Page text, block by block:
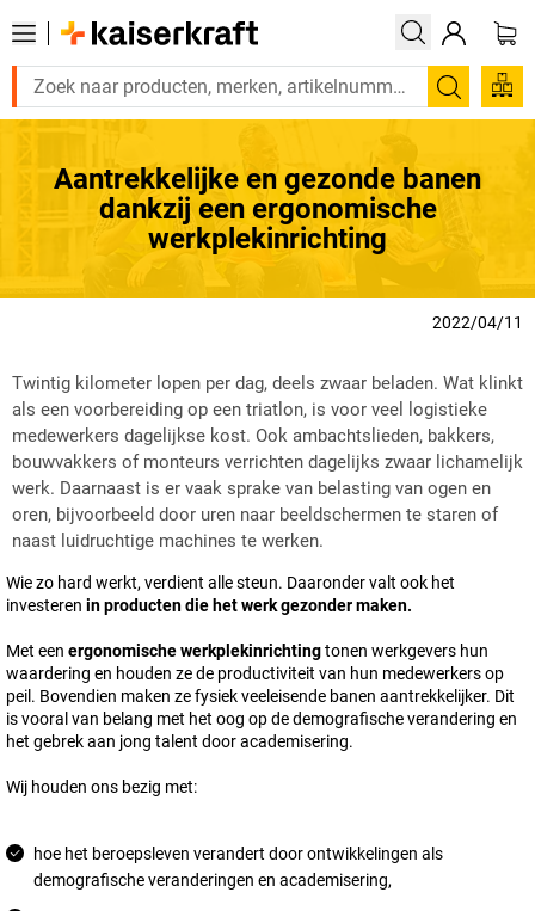
Zoeken
Aantrekkelijke en gezonde banen
dankzij een ergonomische
werkplekinrichting
2022/04/11
Twintig kilometer lopen per dag, deels zwaar beladen. Wat klinkt
als een voorbereiding op een triatlon, is voor veel logistieke
medewerkers dagelijkse kost. Ook ambachtslieden, bakkers,
bouwvakkers of monteurs verrichten dagelijks zwaar lichamelijk
werk. Daarnaast is er vaak sprake van belasting van ogen en
oren, bijvoorbeeld door uren naar beeldschermen te staren of
naast luidruchtige machines te werken.
Wie zo hard werkt, verdient alle steun. Daaronder valt ook het
investeren in producten die het werk gezonder maken.
Met een ergonomische werkplekinrichtingtonen werkgevers hun
waardering en houden ze de productiviteit van hun medewerkers op
peil. Bovendien maken ze fysiek veeleisende banen aantrekkelijker. Dit
is vooral van belang met het oog op de demografische verandering en
het gebrek aan jong talent door academisering.
Wij houden ons bezig met:
hoe het beroepsleven verandert door ontwikkelingen als
demografische veranderingen en academisering,